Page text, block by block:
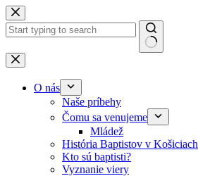
Skip to content
No results
O nás
Naše príbehy
Čomu sa venujeme
Mládež
História Baptistov v Košiciach
Kto sú baptisti?
Vyznanie viery